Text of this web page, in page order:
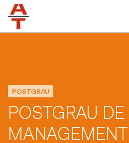
POSTGRAU
POSTGRAU